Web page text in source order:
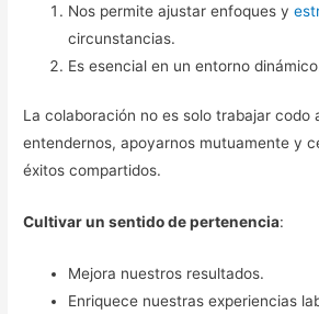
Nos permite ajustar enfoques y
circunstancias.
Es esencial en un entorno
La colaboración no es solo trabajar codo
entendernos, apoyarnos mutuamente y
éxitos compartidos.
Cultivar un sentido de pertenencia:
Mejora nuestros resultados.
Enriquece nuestras experiencias